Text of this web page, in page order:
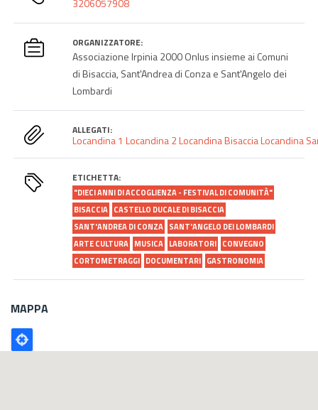
3206057908
ORGANIZZATORE:
Associazione Irpinia 2000 Onlus insieme ai Comuni
di Bisaccia, Sant'Andrea di Conza e Sant'Angelo dei
Lombardi
ALLEGATI:
Locandina 1Locandina 2Locandina BisacciaLocandina
ETICHETTA:
"DIECI ANNI DI ACCOGLIENZA - FESTIVAL DI COMUNITÀ"
BISACCIA CASTELLO DUCALE DI BISACCIA
SANT'ANDREA DI CONZA SANT'ANGELO DEI LOMBARDI
ARTE CULTURA MUSICA LABORATORI CONVEGNO
CORTOMETRAGGI DOCUMENTARI GASTRONOMIA
MAPPA
Poligono
GEO